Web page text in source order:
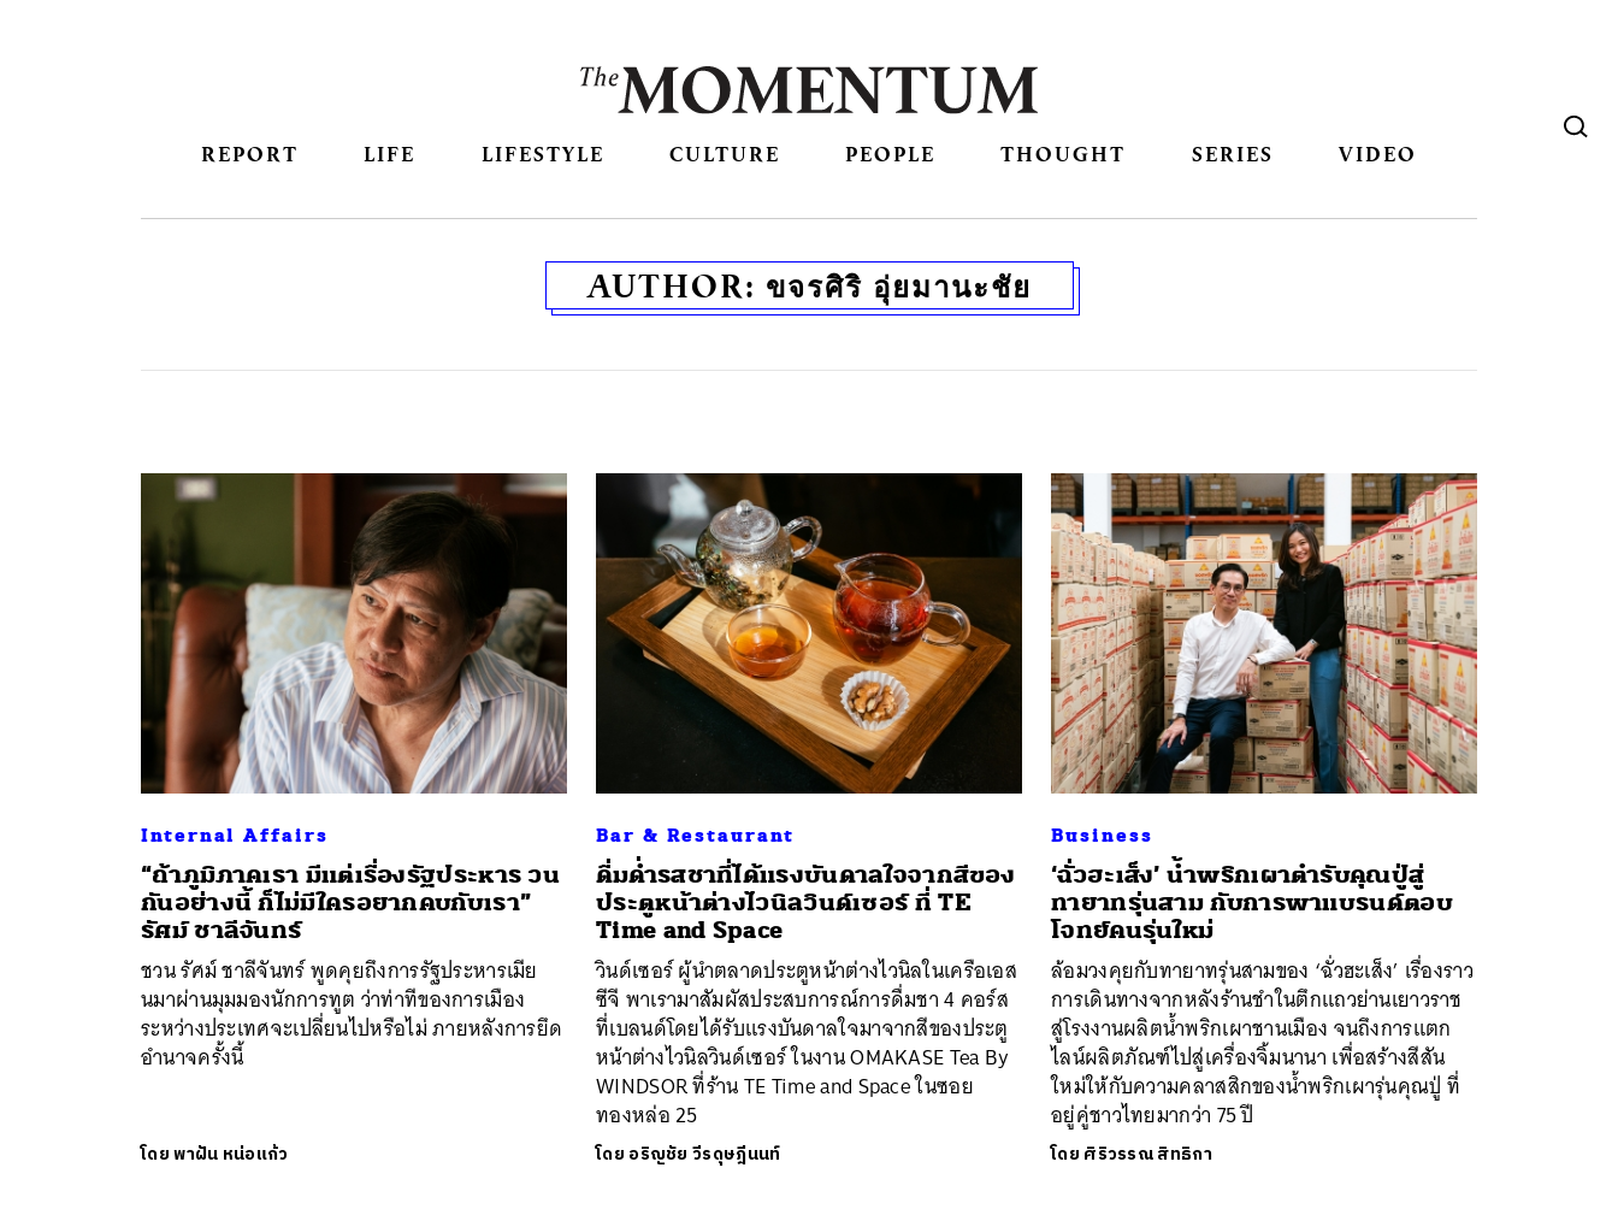
REPORT LIFE LIFESTYLE CULTURE PEOPLE THOUGHT SERIES VIDEO
AUTHOR: ขจรศิริ อุ่ยมานะชัย
Internal Affairs
“ถ้าภูมิภาคเรา มีแต่เรื่องรัฐประหาร วน
กันอย่างนี้ ก็ไม่มีใครอยากคบกับเรา”
รัศม์ ชาลีจันทร์
ชวน รัศม์ ชาลีจันทร์ พูดคุยถึงการรัฐประหารเมีย
นมาผ่านมุมมองนักการทูต ว่าท่าทีของการเมือง
ระหว่างประเทศจะเปลี่ยนไปหรือไม่ ภายหลังการยึด
อำนาจครั้งนี้
โดยพาฝัน หน่อแก้ว
Bar & Restaurant
ดื่มด่ำรสชาที่ได้แรงบันดาลใจจากสีของ
ประตูหน้าต่างไวนิลวินด์เซอร์ ที่ TE
Time and Space
วินด์เซอร์ ผู้นำตลาดประตูหน้าต่างไวนิลในเครือเอส
ซีจี พาเรามาสัมผัสประสบการณ์การดื่มชา 4 คอร์ส
ที่เบลนด์โดยได้รับแรงบันดาลใจมาจากสีของประตู
หน้าต่างไวนิลวินด์เซอร์ ในงาน OMAKASE Tea By
WINDSOR ที่ร้าน TE Time and Space ในซอย
ทองหล่อ 25
โดย อริญชัย วีรดุษฎีนนท์
Business
‘ฉั่วฮะเส็ง’ น้ำพริกเผาตำรับคุณปู่สู่
ทายาทรุ่นสาม กับการพาแบรนด์ตอบ
โจทย์คนรุ่นใหม่
ล้อมวงคุยกับทายาทรุ่นสามของ ‘ฉั่วฮะเส็ง’ เรื่องราว
การเดินทางจากหลังร้านชำในตึกแถวย่านเยาวราช
สู่โรงงานผลิตน้ำพริกเผาชานเมือง จนถึงการแตก
ไลน์ผลิตภัณฑ์ไปสู่เครื่องจิ้มนานา เพื่อสร้างสีสัน
ใหม่ให้กับความคลาสสิกของน้ำพริกเผารุ่นคุณปู่ ที่
อยู่คู่ชาวไทยมากว่า 75 ปี
โดย ศิริวรรณ สิทธิกา